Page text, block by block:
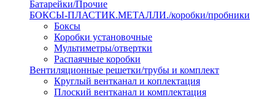
Батарейки/Прочие
БОКСЫ-ПЛАСТИК.МЕТАЛЛИ./коробки/пробники
Боксы
Коробки установочные
Мультиметры/отвертки
Распаячные коробки
Вентиляционные решетки/трубы и комплект
Круглый вентканал и коплектация
Плоский вентканал и комплектация